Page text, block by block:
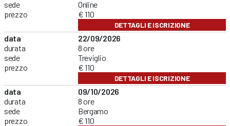
sede
prezzo
Online
€ 110
DETTAGLI E ISCRIZIONE
data
durata
sede
prezzo
22/09/2026
8 ore
Treviglio
€ 110
DETTAGLI E ISCRIZIONE
data
durata
sede
prezzo
09/10/2026
8 ore
Bergamo
€ 110